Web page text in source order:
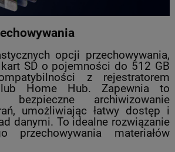
opcji przechowywania,
SD o pojemności do 512 GB
z rejestratorem
Home Hub. Zapewnia to
archiwizowanie
umożliwiając łatwy dostęp i
danymi. To idealne rozwiązanie
przechowywania materiałów